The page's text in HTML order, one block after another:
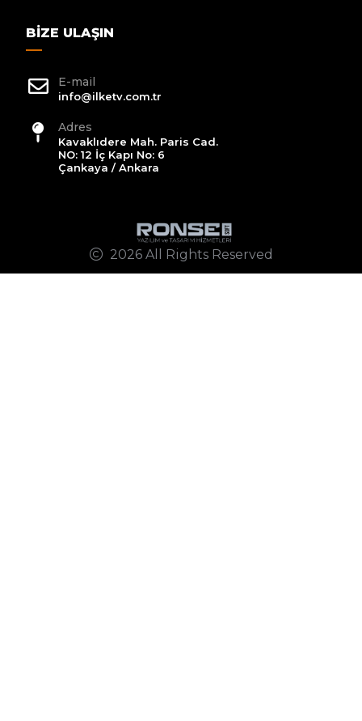
BIZE ULAŞIN
E-mail
info@ilketv.com.tr
Adres
Kavaklıdere Mah. Paris Cad.
NO: 12 İç Kapı No: 6
Çankaya / Ankara
2026 All Rights Reserved